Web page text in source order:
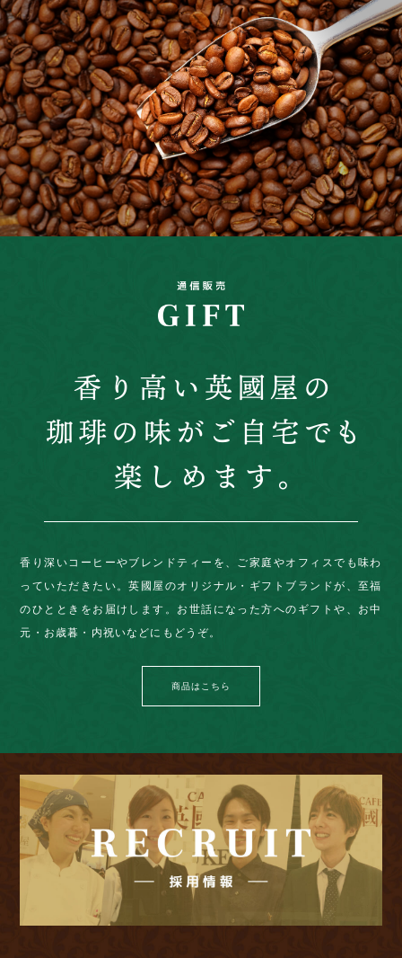
香り深いコーヒーやブレンドティーを、ご家庭やオフィスでも味わ
っていただきたい。英國屋のオリジナル・ギフトブランドが、至福
のひとときをお届けします。お世話になった方へのギフトや、お中
元・お歳暮・内祝いなどにもどうぞ。
商品はこちら